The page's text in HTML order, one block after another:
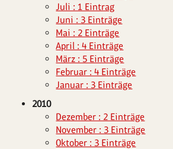
Juli : 1 Eintrag
Juni : 3 Einträge
Mai : 2 Einträge
April : 4 Einträge
März : 5 Einträge
Februar : 4 Einträge
Januar : 3 Einträge
2010
Dezember : 2 Einträge
November : 3 Einträge
Oktober : 3 Einträge